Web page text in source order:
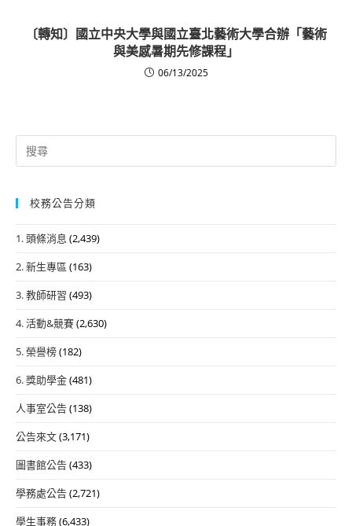
〔轉知〕國立中央大學與國立臺北藝術大學合辦「藝術
與美感暑期先修課程」
06/13/2025
Search
for:
校務公告分類
1. 頭條消息 (2,439)
2. 新生專區 (163)
3. 教師研習 (493)
4. 活動&競賽(2,630)
5. 榮譽榜(182)
6. 獎助學金(481)
人事室公告(138)
公告來文(3,171)
圖書館公告(433)
學務處公告(2,721)
學生事務(6,433)